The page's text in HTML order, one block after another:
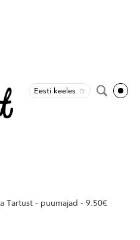
Eesti keeles
Tartust - puumajad - 9.50€